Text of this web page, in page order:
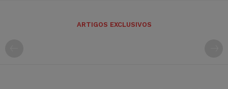
ARTIGOS EXCLUSIVOS